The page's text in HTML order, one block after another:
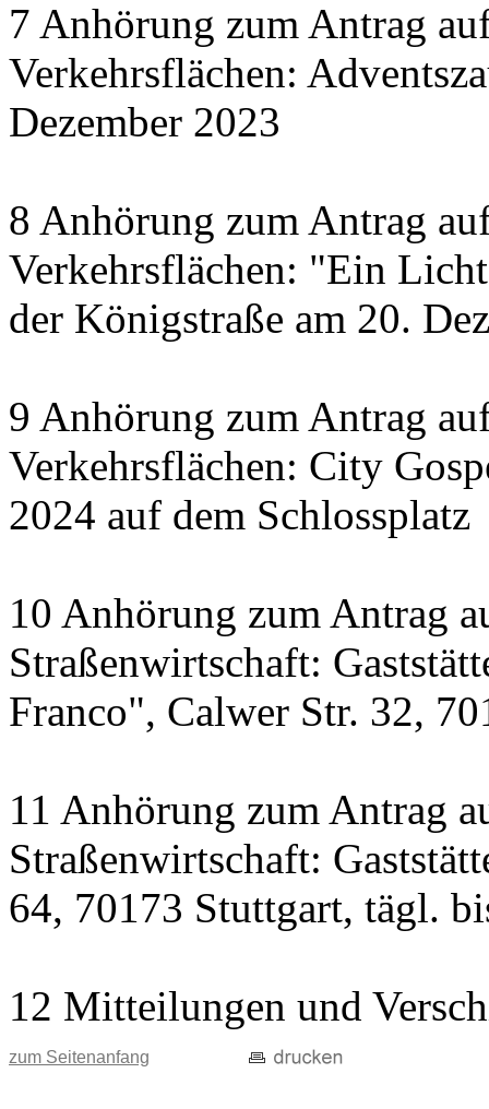
7 Anhörung zum Antrag
Verkehrsflächen:
Dezember 2023
8 Anhörung zum Antrag
Verkehrsflächen: "Ein
der Königstraße am 20.
9 Anhörung zum Antrag
Verkehrsflächen: City
2024 auf dem Schlossplatz
10 Anhörung zum Antrag
Straßenwirtschaft:
Franco", Calwer Str. 32,
11 Anhörung zum Antrag
Straßenwirtschaft:
64, 70173 Stuttgart, tägl.
12 Mitteilungen und
zum Seitenanfang